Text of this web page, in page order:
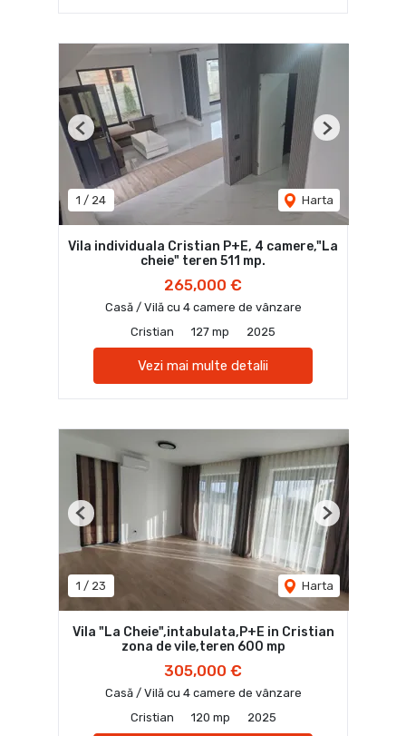
1 / 24 Harta
Previous Next
Vila individuala Cristian P+E, 4 camere,"La
cheie" teren 511 mp.
265,000 €
Casă / Vilă cu 4 camere de vânzare
Cristian
127 mp 2025
Vezi mai multe detalii
1 / 23 Harta
Previous Next
Vila "La Cheie",intabulata,P+E in Cristian
zona de vile,teren 600 mp
305,000 €
Casă / Vilă cu 4 camere de vânzare
Cristian
120 mp 2025